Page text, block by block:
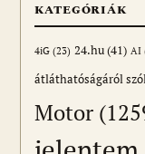
KATEGÓRIÁK
4iG (23) 24.hu(41) AI
átláthatóságáról
Motor